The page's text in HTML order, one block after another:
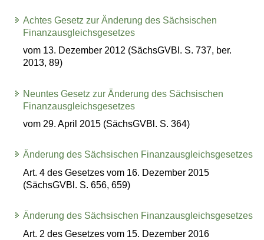
Achtes Gesetz zur Änderung des Sächsischen
Finanzausgleichsgesetzes
vom 13. Dezember 2012 (SächsGVBl. S. 737, ber.
2013, 89)
Neuntes Gesetz zur Änderung des Sächsischen
Finanzausgleichsgesetzes
vom 29. April 2015 (SächsGVBl. S. 364)
Änderung des Sächsischen Finanzausgleichsgesetzes
Art. 4 des Gesetzes vom 16. Dezember 2015
(SächsGVBl. S. 656, 659)
Änderung des Sächsischen Finanzausgleichsgesetzes
Art. 2 des Gesetzes vom 15. Dezember 2016